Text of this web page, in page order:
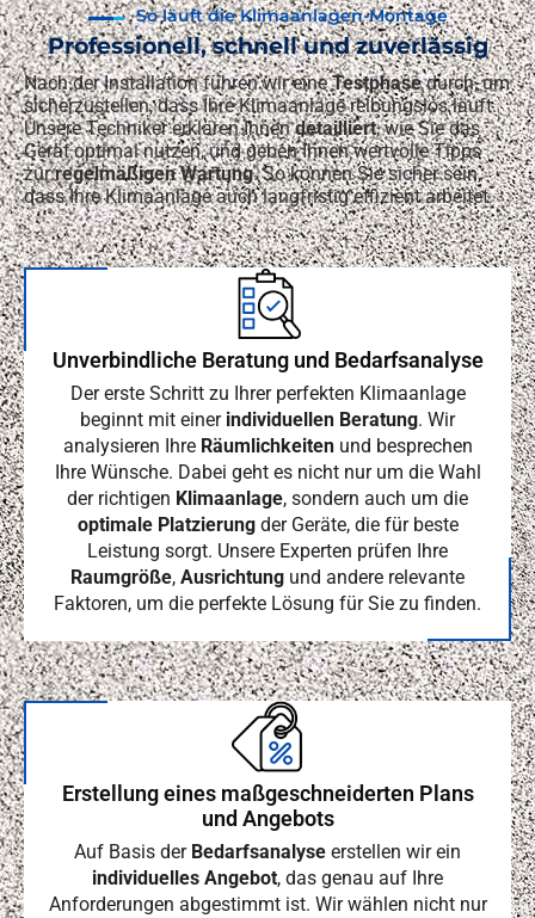
So läuft die Klimaanlagen-Montage
Professionell, schnell und zuverlässig
Nach der Installation führen wir eineTestphasedurch, um
sicherzustellen, dass Ihre Klimaanlage reibungslos läuft.
Unsere Techniker erklären Ihnendetailliert, wie Sie das
Gerät optimal nutzen, und geben Ihnen wertvolle Tipps
zurregelmäßigen Wartung. So können Sie sicher sein,
dass Ihre Klimaanlage auch langfristig effizient arbeitet.
Unverbindliche Beratung und Bedarfsanalyse
Der erste Schritt zu Ihrer perfekten Klimaanlage
beginnt mit einer individuellen Beratung. Wir
analysieren Ihre Räumlichkeitenund besprechen
Ihre Wünsche. Dabei geht es nicht nur um die Wahl
der richtigen Klimaanlage, sondern auch um die
optimale Platzierungder Geräte, die für beste
Leistung sorgt. Unsere Experten prüfen Ihre
Raumgröße, Ausrichtung und andere relevante
Faktoren, um die perfekte Lösung für Sie zu finden.
Erstellung eines maßgeschneiderten Plans
und Angebots
Auf Basis der Bedarfsanalyse erstellen wir ein
individuelles Angebot, das genau auf Ihre
Anforderungen abgestimmt ist. Wir wählen nicht nur